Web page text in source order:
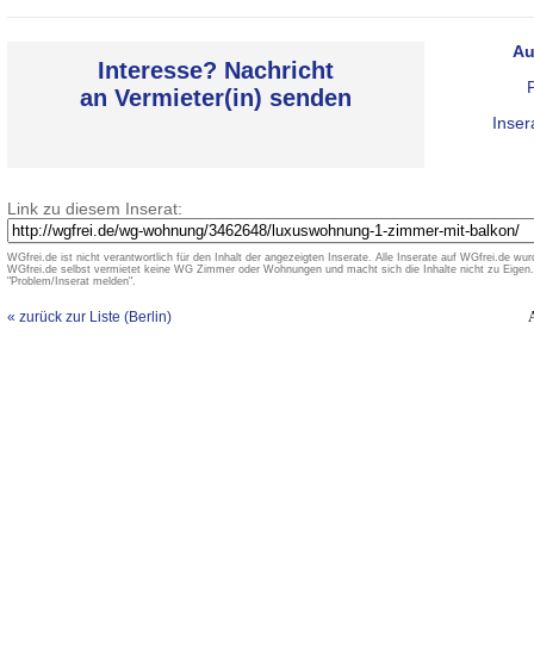
Interesse? Nachricht
an Vermieter(in) senden
Link zu diesem Inserat:
WGfrei.de ist nicht verantwortlich für den Inhalt der angezeigten Inserate. Alle Inserate auf WGfrei.de
WGfrei.de selbst vermietet keine WG Zimmer oder Wohnungen und macht sich die Inhalte nicht zu
"Problem/Inserat melden".
« zurück zur Liste (Berlin)